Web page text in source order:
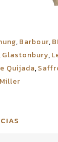
,Barbour,
Glastonbury,
Quijada,